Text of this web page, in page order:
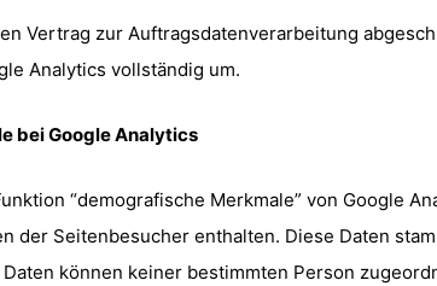
Vertrag zur Auftragsdatenverarbeitung
Analytics vollständig um.
bei Google Analytics
“demografische Merkmale” von Google
der Seitenbesucher enthalten. Diese Daten
können keiner bestimmten Person